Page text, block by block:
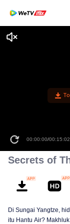
00:00:00/00:15:02
Secrets of
Di Sungai Yangtze,
itu Hantu Air?